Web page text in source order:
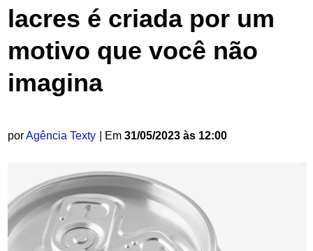
lacres é criada por um
motivo que você não
imagina
porAgência Texty | Em 31/05/2023 às 12:00